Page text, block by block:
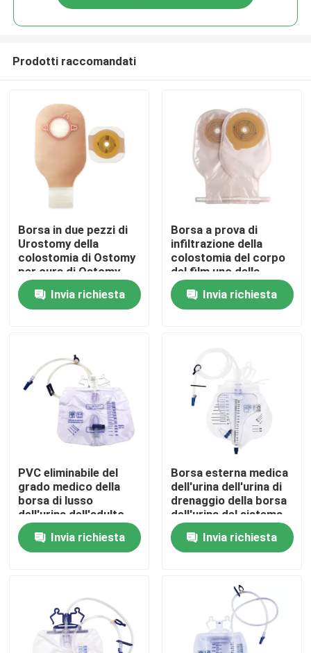
Casa.
Prodotti
Su di noi
Visita alla fabbrica
Controllo della qualità
Contattaci
Maschera di ossigeno medica
Maschera di ossigeno Venturi
Prodotti raccomandati
Borsa in due pezzi di
Urostomy della
colostomia di Ostomy
per cura di Ostomy
Invia richiesta
Borsa a prova di
infiltrazione della
colostomia del corpo
del film uno della
borsa eliminabile di un
pezzo di Ostomy
Invia richiesta
PVC eliminabile del
grado medico della
borsa di lusso
dell'urina dell'adulto
1500ml 2000ml
Invia richiesta
Borsa esterna medica
dell'urina dell'urina di
drenaggio della borsa
dell'urina del sistema
eliminabile medico del
testerInvia richiesta